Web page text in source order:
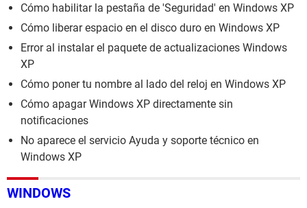
Cómo habilitar la pestaña de 'Seguridad' en Windows XP
Cómo liberar espacio en el disco duro en Windows XP
Error al instalar el paquete de actualizaciones Windows
XP
Cómo poner tu nombre al lado del reloj en Windows XP
Cómo apagar Windows XP directamente sin
notificaciones
No aparece el servicio Ayuda y soporte técnico en
Windows XP
WINDOWS